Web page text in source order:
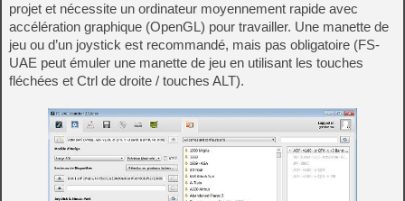
projet et nécessite un ordinateur moyennement rapide avec
accélération graphique (OpenGL) pour travailler. Une manette de
jeu ou d’un joystick est recommandé, mais pas obligatoire (FS-
UAE peut émuler une manette de jeu en utilisant les touches
fléchées et Ctrl de droite / touches ALT).